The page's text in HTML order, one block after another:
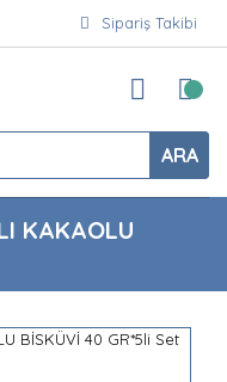
Sipariş Takibi
ARA
KAKAOLU